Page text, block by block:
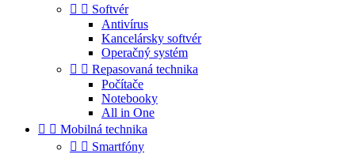
  Softvér
Antivírus
Kancelársky softvér
Operačný systém
  Repasovaná technika
Počítače
Notebooky
All in One
  Mobilná technika
  Smartfóny